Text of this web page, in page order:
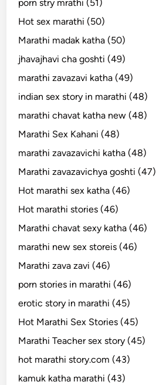
porn stry mrathi (51)
Hot sex marathi (50)
Marathi madak katha (50)
jhavajhavi cha goshti (49)
marathi zavazavi katha (49)
indian sex story in marathi (48)
marathi chavat katha new (48)
Marathi Sex Kahani (48)
marathi zavazavichi katha (48)
Marathi zavazavichya goshti (47)
Hot marathi sex katha (46)
Hot marathi stories (46)
Marathi chavat sexy katha (46)
marathi new sex storeis (46)
Marathi zava zavi (46)
porn stories in marathi (46)
erotic story in marathi (45)
Hot Marathi Sex Stories (45)
Marathi Teacher sex story (45)
hot marathi story.com (43)
kamuk katha marathi (43)